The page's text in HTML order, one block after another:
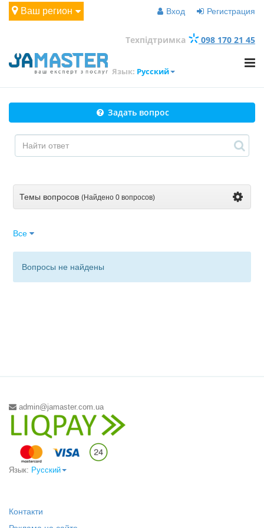
Ваш регион Вход Регистрация
Техпідтримка 098 170 21 45
Язык: Русский
Задать вопрос
Темы вопросов (Найдено 0 вопросов)
Все
Вопросы не найдены
admin@jamaster.com.ua
Язык: Русский
Контакти